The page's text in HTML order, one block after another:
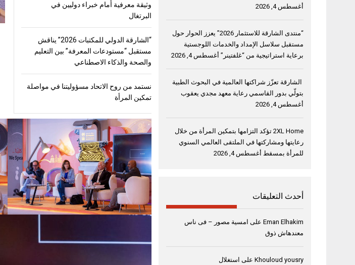
وثيقة معرفية أمام خبراء دوليين في
البرتغال
“الشارقة الدولي للمكتبات 2026” يناقش
مستقبل “مستودعات المعرفة” بين التعليم
والصحة والذكاء الاصطناعي
نستمد من روح الاتحاد مسؤوليتنا في مواصلة
تمكين المرأة
أغسطس 4, 2026
“منتدى الشارقة للاستثمار 2026” يعزز الحوار حول
مستقبل سلاسل الإمداد والخدمات اللوجستية
برعاية استراتيجية من “غلفتينر” أغسطس 4, 2026
الشارقة تعزّز شراكتها العالمية في البحوث الطبية
بتولّي بدور القاسمي رعاية معهد مجدي يعقوب
أغسطس 4, 2026
2XL Home تؤكد التزامها بتمكين المرأة من خلال
رعايتها ومشاركتها في الملتقى العالمي السنوي
للمرأة بمسقط أغسطس 4, 2026
أحدث التعليقات
Eman Elhakim على امسية مصور – فى ناس
معندهاش ذوق
Khouloud yousry على استغلال